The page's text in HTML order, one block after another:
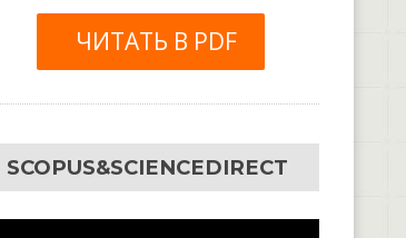
ЧИТАТЬ В PDF
SCOPUS&SCIENCEDIRECT